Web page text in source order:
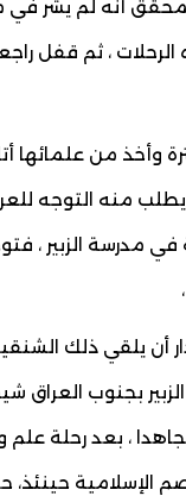
أنه لم يشر في
، ثم قفل
وأخذ من علمائها
منه التوجه
في مدرسة الزبير ،
أن يلقي ذلك
بجنوب العراق
، بعد رحلة علم
الإسلامية حينئذ،